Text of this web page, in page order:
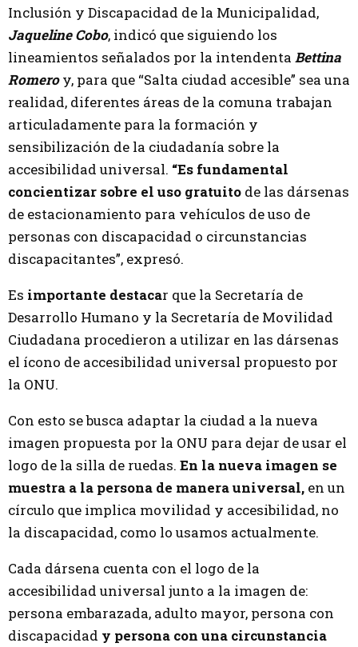
Inclusión y Discapacidad de la Municipalidad,
Jaqueline Cobo, indicó que siguiendo los
lineamientos señalados por la intendenta Bettina
Romeroy, para que “Salta ciudad accesible” sea una
realidad, diferentes áreas de la comuna trabajan
articuladamente para la formación y
sensibilización de la ciudadanía sobre la
accesibilidad universal. “Es fundamental
concientizar sobre el uso gratuito de las dársenas
de estacionamiento para vehículos de uso de
personas con discapacidad o circunstancias
discapacitantes”, expresó.
Es importante destacar que la Secretaría de
Desarrollo Humano y la Secretaría de Movilidad
Ciudadana procedieron a utilizar en las dársenas
el ícono de accesibilidad universal propuesto por
la ONU.
Con esto se busca adaptar la ciudad a la nueva
imagen propuesta por la ONU para dejar de usar el
logo de la silla de ruedas. En la nueva imagen se
muestra a la persona de manera universal, en un
círculo que implica movilidad y accesibilidad, no
la discapacidad, como lo usamos actualmente.
Cada dársena cuenta con el logo de la
accesibilidad universal junto a la imagen de:
persona embarazada, adulto mayor, persona con
discapacidad y persona con una circunstancia